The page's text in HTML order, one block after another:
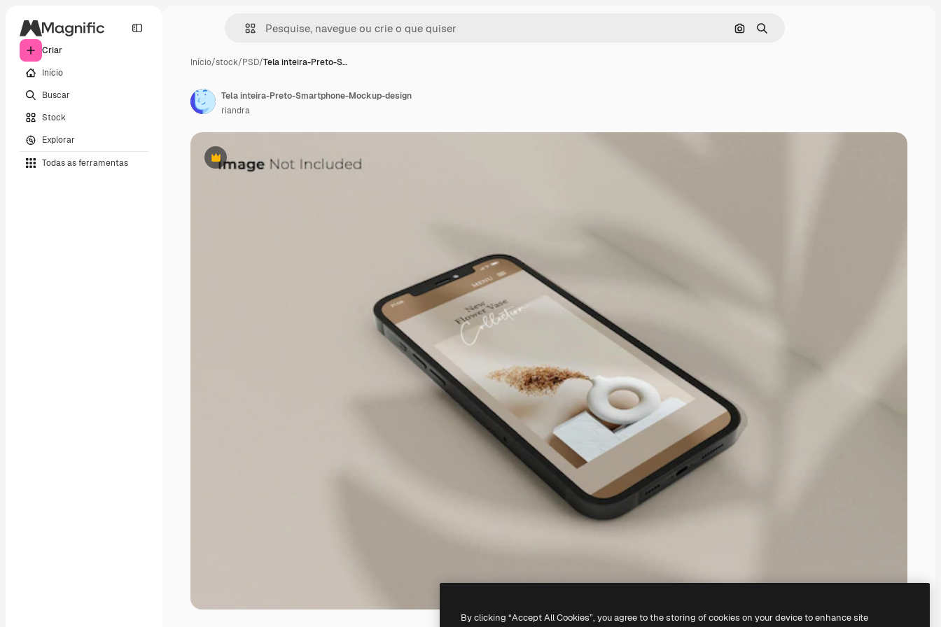
Criar
Início
Buscar
Stock
Explorar
Todas as ferramentas
Pesquisar por imagem
Buscar
Início/stock/PSD/Tela inteira-Preto-S…
Premium
Tela inteira-Preto-Smartphone-Mockup-design
riandra
By clicking “Accept All Cookies”, you agree to the storing of cookies on your device to enhance site